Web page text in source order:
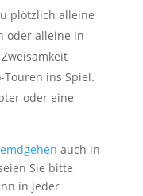
plötzlich alleine
oder alleine in
ins Spiel.
oder eine
auch in
Sie bitte
in jeder